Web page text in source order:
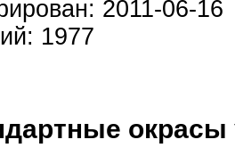
2011-06-16
1977
окрасы